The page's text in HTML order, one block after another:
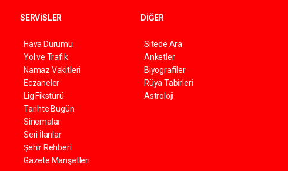
SERVİSLER
Hava Durumu
Yol ve Trafik
Namaz Vakitleri
Eczaneler
Lig Fikstürü
Tarihte Bugün
Sinemalar
Seri İlanlar
Şehir Rehberi
Gazete Manşetleri
DİĞER
Sitede Ara
Anketler
Biyografiler
Rüya Tabirleri
Astroloji